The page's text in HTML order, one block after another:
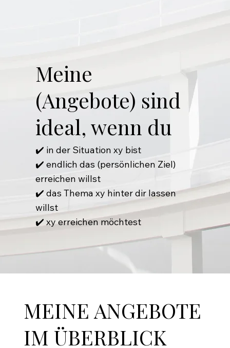
Meine
(Angebote) sind
ideal, wenn du
✔️ in der Situation xy bist
✔️ endlich das (persönlichen Ziel)
erreichen willst
✔️ das Thema xy hinter dir lassen
willst
✔️ xy erreichen möchtest
MEINE ANGEBOTE
IM ÜBERBLICK